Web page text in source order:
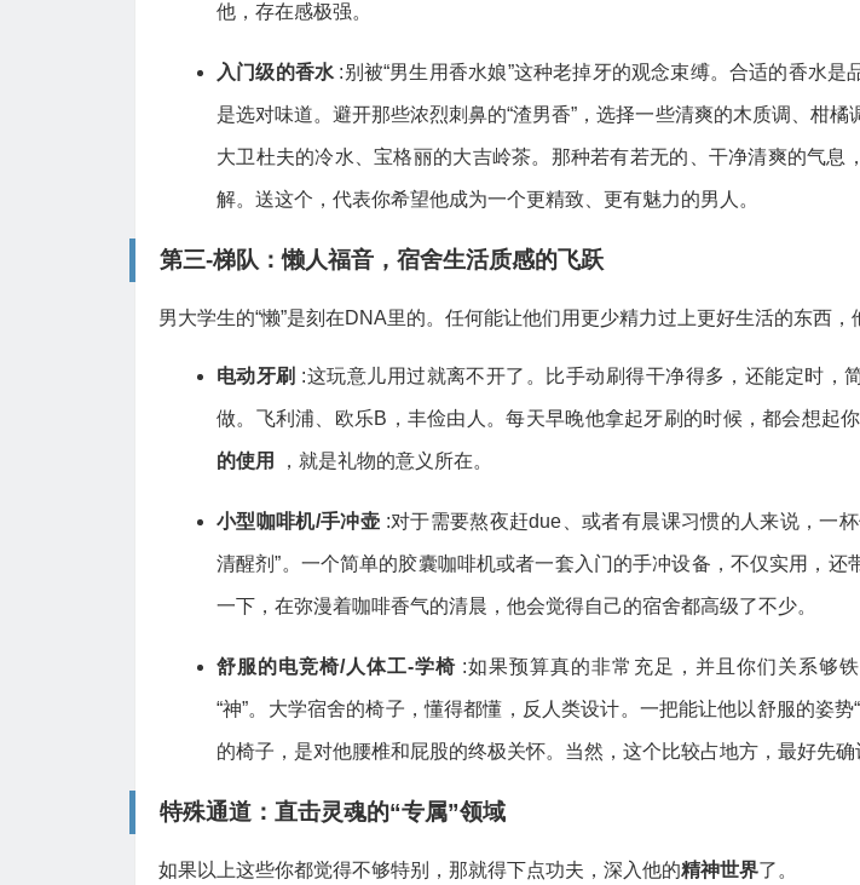
他，存在感极强。
入门级的香水 :别被“男生用香水娘”这种老掉牙的观念束缚。合适的香水是
是选对味道。避开那些浓烈刺鼻的“渣男香”，选择一些清爽的木质调、柑橘
大卫杜夫的冷水、宝格丽的大吉岭茶。那种若有若无的、干净清爽的气息
解。送这个，代表你希望他成为一个更精致、更有魅力的男人。
第三-梯队：懒人福音，宿舍生活质感的飞跃
男大学生的“懒”是刻在DNA里的。任何能让他们用更少精力过上更好生活的东西，
电动牙刷 :这玩意儿用过就离不开了。比手动刷得干净得多，还能定时，
做。飞利浦、欧乐B，丰俭由人。每天早晚他拿起牙刷的时候，都会想起
的使用 ，就是礼物的意义所在。
小型咖啡机/手冲壶 :对于需要熬夜赶due、或者有晨课习惯的人来说，一
清醒剂”。一个简单的胶囊咖啡机或者一套入门的手冲设备，不仅实用，还
一下，在弥漫着咖啡香气的清晨，他会觉得自己的宿舍都高级了不少。
舒服的电竞椅/人体工-学椅 :如果预算真的非常充足，并且你们关系够
“神”。大学宿舍的椅子，懂得都懂，反人类设计。一把能让他以舒服的姿势
的椅子，是对他腰椎和屁股的终极关怀。当然，这个比较占地方，最好先确
特殊通道：直击灵魂的“专属”领域
如果以上这些你都觉得不够特别，那就得下点功夫，深入他的精神世界了。